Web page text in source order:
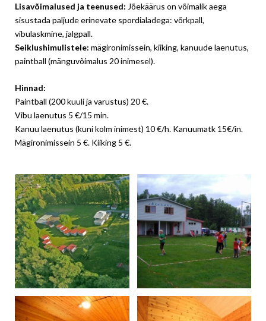
Lisavõimalused ja teenused: Jõekäärus on võimalik aega
sisustada paljude erinevate spordialadega: võrkpall,
vibulaskmine, jalgpall.
Seiklushimulistele: mägironimissein, kiiking, kanuude laenutus,
paintball (mänguvõimalus 20 inimesel).
Hinnad:
Paintball (200 kuuli ja varustus) 20 €.
Vibu laenutus 5 €/15 min.
Kanuu laenutus (kuni kolm inimest) 10 €/h. Kanuumatk 15€/in.
Mägironimissein 5 €. Kiiking 5 €.